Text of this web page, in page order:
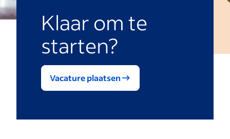
Klaar om te
starten?
Vacature plaatsen